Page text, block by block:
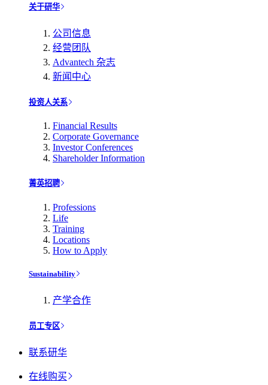
关于研华
公司信息
经营团队
Advantech 杂志
新闻中心
投资人关系
Financial Results
Corporate Governance
Investor Conferences
Shareholder Information
菁英招聘
Professions
Life
Training
Locations
How to Apply
Sustainability
产学合作
员工专区
联系研华
在线购买